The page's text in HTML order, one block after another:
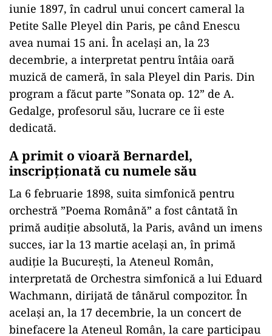
iunie 1897, în cadrul unui concert cameral la
Petite Salle Pleyel din Paris, pe când Enescu
avea numai 15 ani. În acelaşi an, la 23
decembrie, a interpretat pentru întâia oară
muzică de cameră, în sala Pleyel din Paris. Din
program a făcut parte ”Sonata op. 12” de A.
Gedalge, profesorul său, lucrare ce îi este
dedicată.
A primit o vioară Bernardel,
inscripţionată cu numele său
La 6 februarie 1898, suita simfonică pentru
orchestră ”Poema Română” a fost cântată în
primă audiţie absolută, la Paris, având un imens
succes, iar la 13 martie acelaşi an, în primă
audiţie la Bucureşti, la Ateneul Român,
interpretată de Orchestra simfonică a lui Eduard
Wachmann, dirijată de tânărul compozitor. În
acelaşi an, la 17 decembrie, la un concert de
binefacere la Ateneul Român, la care participau